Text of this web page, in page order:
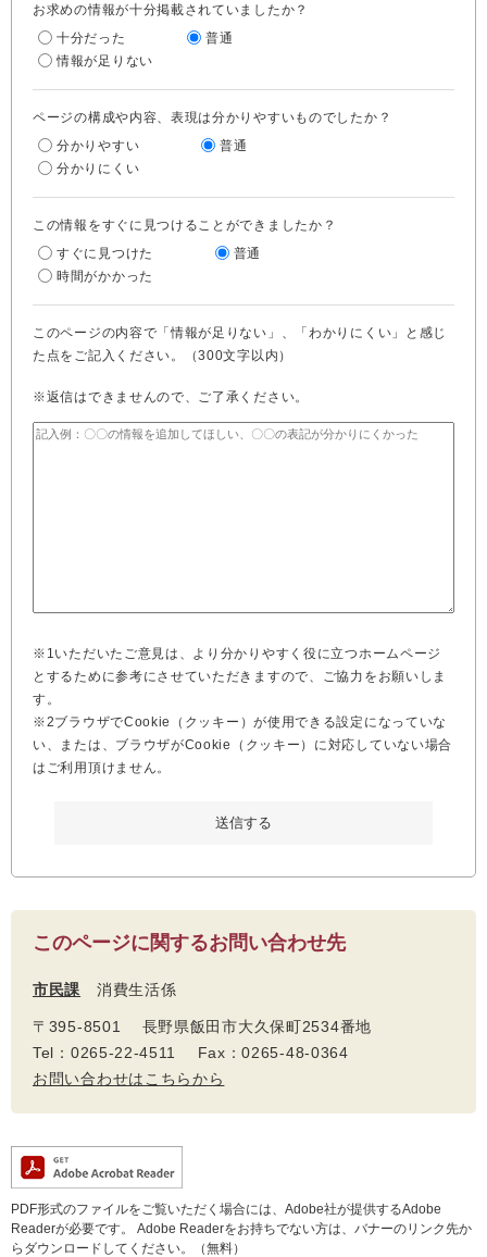
お求めの情報が十分掲載されていましたか？
十分だった
普通
情報が足りない
ページの構成や内容、表現は分かりやすいものでしたか？
分かりやすい
普通
分かりにくい
この情報をすぐに見つけることができましたか？
すぐに見つけた
普通
時間がかかった
このページの内容で「情報が足りない」、「わかりにくい」と感じ
た点をご記入ください。（300文字以内）
※返信はできませんので、ご了承ください。
※1いただいたご意見は、より分かりやすく役に立つホームページ
とするために参考にさせていただきますので、ご協力をお願いしま
す。
※2ブラウザでCookie（クッキー）が使用できる設定になっていな
い、または、ブラウザがCookie（クッキー）に対応していない場合
はご利用頂けません。
このページに関するお問い合わせ先
市民課 消費生活係
〒395-8501 長野県飯田市大久保町2534番地
Tel：0265-22-4511 Fax：0265-48-0364
お問い合わせはこちらから
PDF形式のファイルをご覧いただく場合には、Adobe社が提供するAdobe
Readerが必要です。
Adobe Readerをお持ちでない方は、バナーのリンク先か
らダウンロードしてください。（無料）